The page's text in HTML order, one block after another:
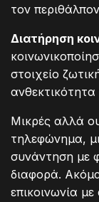
τον
Διατήρηση
στοιχείο
Μικρές αλλά
τηλεφώνημα,
συνάντηση με
διαφορά.
επικοινωνία